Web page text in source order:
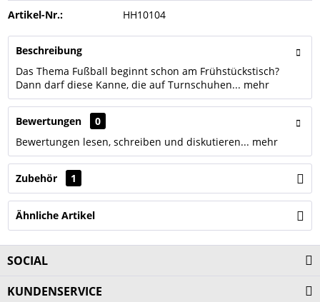
Artikel-Nr.: HH10104
Beschreibung
Das Thema Fußball beginnt schon am Frühstückstisch?
Dann darf diese Kanne, die auf Turnschuhen... mehr
Bewertungen
0
Bewertungen lesen, schreiben und diskutieren... mehr
Zubehör 1
Ähnliche Artikel
SOCIAL
KUNDENSERVICE